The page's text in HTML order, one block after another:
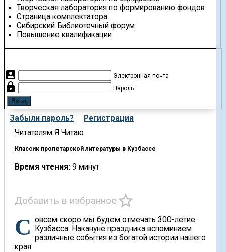
Творческая лаборатория по формированию фондов
Страница комплектатора
Сибирский Библиотечный форум
Повышение квалификации
account_box Электронная почта
lock Пароль
Забыли пароль?
Регистрация
Читателям Я Читаю
Классик пролетарской литературы в Кузбассе
Время чтения: 9 минут
Добавить в избранноеstar_border
Совсем скоро мы будем отмечать 300-летие
Кузбасса. Накануне праздника вспоминаем
различные события из богатой истории нашего
края.